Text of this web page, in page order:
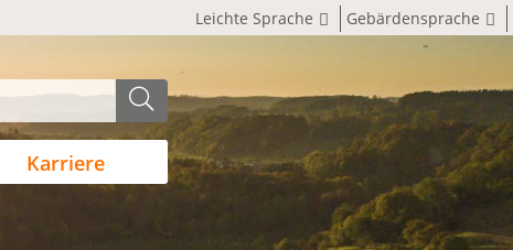
Leichte Sprache Gebärdensprache
Karriere